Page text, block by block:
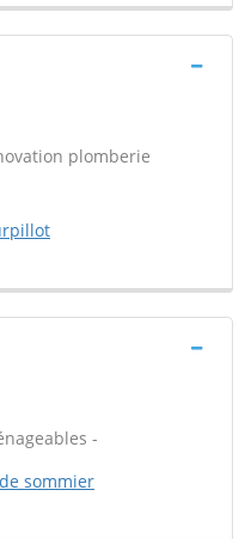
plomberie
-
sommier